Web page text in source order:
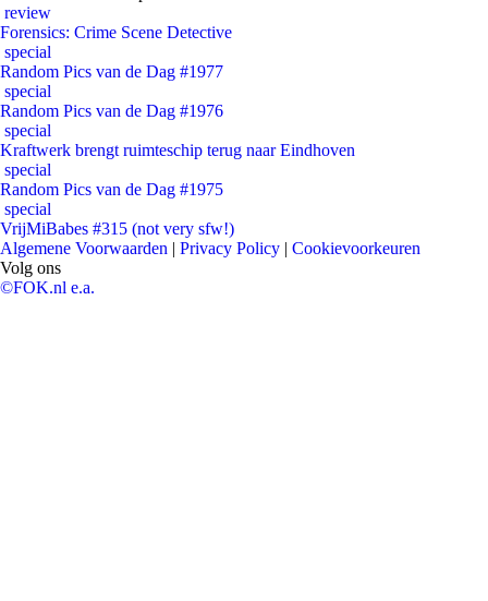
review
Forensics: Crime Scene Detective
special
Random Pics van de Dag #1977
special
Random Pics van de Dag #1976
special
Kraftwerk brengt ruimteschip terug naar Eindhoven
special
Random Pics van de Dag #1975
special
VrijMiBabes #315 (not very sfw!)
Algemene Voorwaarden | Privacy Policy | Cookievoorkeuren
Volg ons
©FOK.nl e.a.